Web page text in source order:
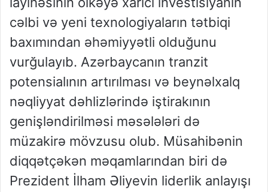
cəlbi və yeni texnologiyaların tətbiqi
baxımından əhəmiyyətli olduğunu
vurğulayıb. Azərbaycanın tranzit
potensialının artırılması və beynəlxalq
nəqliyyat dəhlizlərində iştirakının
genişləndirilməsi məsələləri də
müzakirə mövzusu olub. Müsahibənin
diqqətçəkən məqamlarından biri də
Prezident İlham Əliyevin liderlik anlayışı